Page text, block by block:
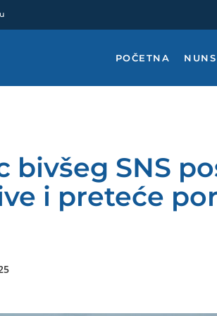
POČETNA NUNS
bivšeg SNS
i preteće